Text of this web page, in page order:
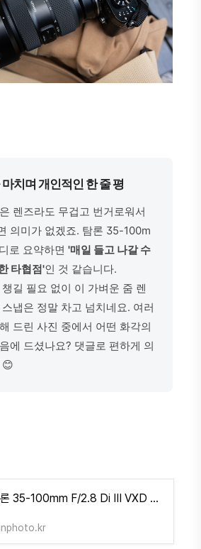
치며 개인적인 한 줄 평
렌즈라도 무겁고 번거로워서
의미가 없겠죠. 탐론 35-100m
로 요약하면 '매일 들고 나갈 수
타협점'인 것 같습니다.
길 필요 없이 이 가벼운 줌 렌
냅은 정말 차고 넘치네요. 여러
드린 사진 중에서 어떤 화각의
에 드셨나요? 댓글로 편하게 의
😊
탐론 35-100mm F/2.8 Di III VXD A078 for Nikon Z-Mount - 썬포토